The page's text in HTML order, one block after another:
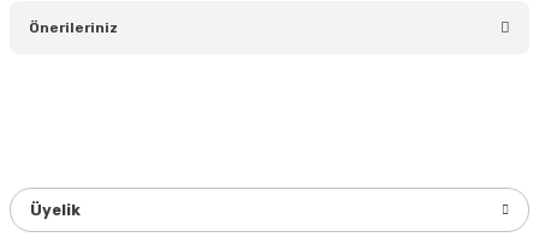
Önerileriniz
Üyelik